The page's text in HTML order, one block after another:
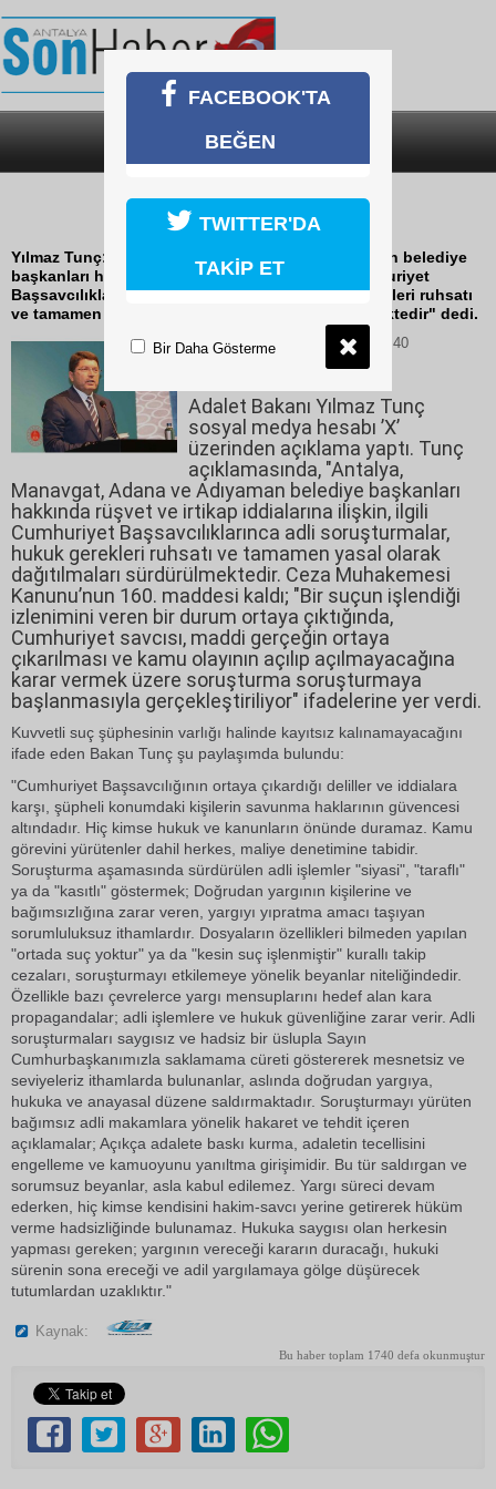
SON DAKİKA
TUNÇ :" SORUŞTURMALAR
SÜRDÜRÜLMEKTEDİR "
Yılmaz Tunç:" Antalya, Manavgat, Adana, Adıyaman belediye
başkanları hakkındaki iddialara ilişkin, ilgili Cumhuriyet
Başsavcılıklarınca adli soruşturmalar, hukuk gerekleri ruhsatı
ve tamamen yasal olarak dağıtılmaları sürdürülmektedir" dedi.
05 Temmuz 2025 Cumartesi 16:40
Adalet Bakanı Yılmaz Tunç
sosyal medya hesabı ’X’
üzerinden açıklama yaptı. Tunç
açıklamasında, "Antalya,
Manavgat, Adana ve Adıyaman belediye başkanları
hakkında rüşvet ve irtikap iddialarına ilişkin, ilgili
Cumhuriyet Başsavcılıklarınca adli soruşturmalar,
hukuk gerekleri ruhsatı ve tamamen yasal olarak
dağıtılmaları sürdürülmektedir. Ceza Muhakemesi
Kanunu’nun 160. maddesi kaldı; "Bir suçun işlendiği
izlenimini veren bir durum ortaya çıktığında,
Cumhuriyet savcısı, maddi gerçeğin ortaya
çıkarılması ve kamu olayının açılıp açılmayacağına
karar vermek üzere soruşturma soruşturmaya
başlanmasıyla gerçekleştiriliyor" ifadelerine yer verdi.
Kuvvetli suç şüphesinin varlığı halinde kayıtsız kalınamayacağını
ifade eden Bakan Tunç şu paylaşımda bulundu:
"Cumhuriyet Başsavcılığının ortaya çıkardığı deliller ve iddialara
karşı, şüpheli konumdaki kişilerin savunma haklarının güvencesi
altındadır. Hiç kimse hukuk ve kanunların önünde duramaz. Kamu
görevini yürütenler dahil herkes, maliye denetimine tabidir.
Soruşturma aşamasında sürdürülen adli işlemler "siyasi", "taraflı"
ya da "kasıtlı" göstermek; Doğrudan yargının kişilerine ve
bağımsızlığına zarar veren, yargıyı yıpratma amacı taşıyan
sorumluluksuz ithamlardır. Dosyaların özellikleri bilmeden yapılan
"ortada suç yoktur" ya da "kesin suç işlenmiştir" kurallı takip
cezaları, soruşturmayı etkilemeye yönelik beyanlar niteliğindedir.
Özellikle bazı çevrelerce yargı mensuplarını hedef alan kara
propagandalar; adli işlemlere ve hukuk güvenliğine zarar verir. Adli
soruşturmaları saygısız ve hadsiz bir üslupla Sayın
Cumhurbaşkanımızla saklamama cüreti göstererek mesnetsiz ve
seviyeleriz ithamlarda bulunanlar, aslında doğrudan yargıya,
hukuka ve anayasal düzene saldırmaktadır. Soruşturmayı yürüten
bağımsız adli makamlara yönelik hakaret ve tehdit içeren
açıklamalar; Açıkça adalete baskı kurma, adaletin tecellisini
engelleme ve kamuoyunu yanıltma girişimidir. Bu tür saldırgan ve
sorumsuz beyanlar, asla kabul edilemez. Yargı süreci devam
ederken, hiç kimse kendisini hakim-savcı yerine getirerek hüküm
verme hadsizliğinde bulunamaz. Hukuka saygısı olan herkesin
yapması gereken; yargının vereceği kararın duracağı, hukuki
sürenin sona ereceği ve adil yargılamaya gölge düşürecek
tutumlardan uzaklıktır."
Kaynak:
Bu haber toplam 1740 defa okunmuştur
FACEBOOK'TA
BEĞEN
TWITTER'DA
TAKİP ET
Bir Daha Gösterme